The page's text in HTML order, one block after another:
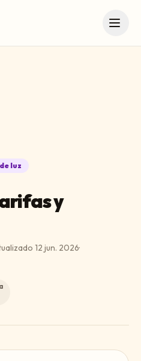
luz
y
12 jun. 2026·